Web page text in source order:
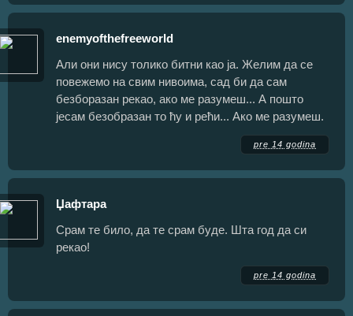
enemyofthefreeworld
Али они нису толико битни као ја. Желим да се
повежемо на свим нивоима, сад би да сам
безборазан рекао, ако ме разумеш... А пошто
јесам безобразан то ћу и рећи... Ако ме разумеш.
pre 14 godina
Џафтара
Срам те било, да те срам буде. Шта год да си
рекао!
pre 14 godina